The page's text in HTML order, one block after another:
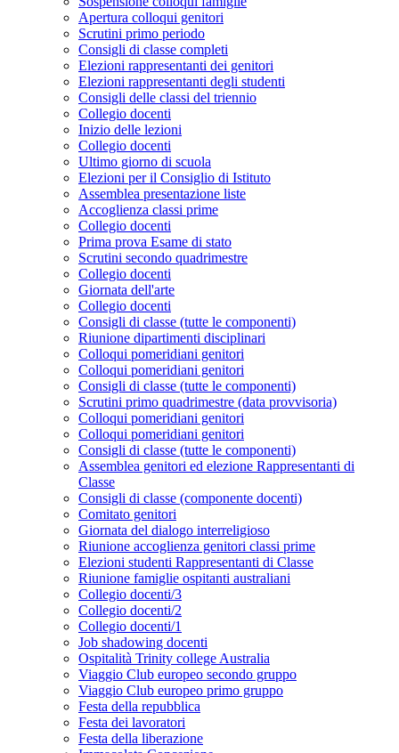
Apertura colloqui genitori
Scrutini primo periodo
Consigli di classe completi
Elezioni rappresentanti dei genitori
Elezioni rappresentanti degli studenti
Consigli delle classi del triennio
Collegio docenti
Inizio delle lezioni
Collegio docenti
Ultimo giorno di scuola
Elezioni per il Consiglio di Istituto
Assemblea presentazione liste
Accoglienza classi prime
Collegio docenti
Prima prova Esame di stato
Scrutini secondo quadrimestre
Collegio docenti
Giornata dell'arte
Collegio docenti
Consigli di classe (tutte le componenti)
Riunione dipartimenti disciplinari
Colloqui pomeridiani genitori
Colloqui pomeridiani genitori
Consigli di classe (tutte le componenti)
Scrutini primo quadrimestre (data provvisoria)
Colloqui pomeridiani genitori
Colloqui pomeridiani genitori
Consigli di classe (tutte le componenti)
Assemblea genitori ed elezione Rappresentanti di
Classe
Consigli di classe (componente docenti)
Comitato genitori
Giornata del dialogo interreligioso
Riunione accoglienza genitori classi prime
Elezioni studenti Rappresentanti di Classe
Riunione famiglie ospitanti australiani
Collegio docenti/3
Collegio docenti/2
Collegio docenti/1
Job shadowing docenti
Ospitalità Trinity college Australia
Viaggio Club europeo secondo gruppo
Viaggio Club europeo primo gruppo
Festa della repubblica
Festa dei lavoratori
Festa della liberazione